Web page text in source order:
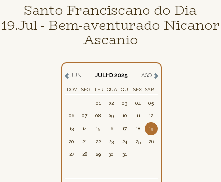
Santo Franciscano do Dia
19.Jul - Bem-aventurado Nicanor
Ascanio
JUN JULHO 2025 AGO
DOM SEG TER QUA QUI SEX SAB
01 02 03 04 05
06 07 08 09 10 11 12
13 14 15 16 17 18 19
20 21 22 23 24 25 26
27 28 29 30 31